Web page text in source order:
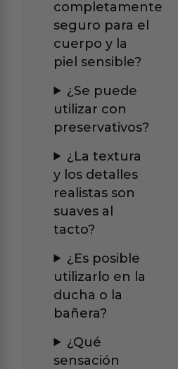
completamente
seguro para el
cuerpo y la
piel sensible?
¿Se puede
utilizar con
preservativos?
¿La textura
y los detalles
realistas son
suaves al
tacto?
¿Es posible
utilizarlo en la
ducha o la
bañera?
¿Qué
sensación